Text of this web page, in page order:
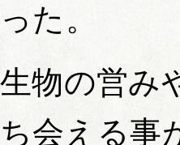
った。
生物の営み
ち会える事